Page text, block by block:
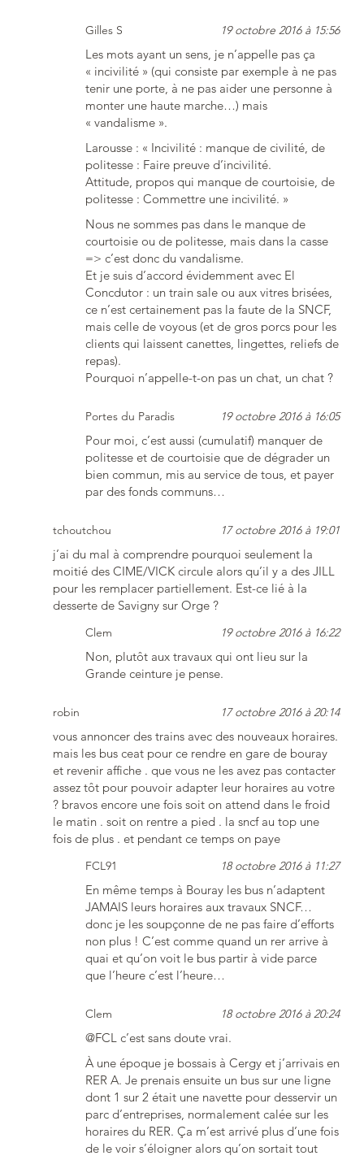
Gilles S 19 octobre 2016 à 15:56
Les mots ayant un sens, je n’appelle pas ça
« incivilité » (qui consiste par exemple à ne pas
tenir une porte, à ne pas aider une personne à
monter une haute marche…) mais
« vandalisme ».
Larousse : « Incivilité : manque de civilité, de
politesse : Faire preuve d’incivilité.
Attitude, propos qui manque de courtoisie, de
politesse : Commettre une incivilité. »
Nous ne sommes pas dans le manque de
courtoisie ou de politesse, mais dans la casse
=> c’est donc du vandalisme.
Et je suis d’accord évidemment avec El
Concdutor : un train sale ou aux vitres brisées,
ce n’est certainement pas la faute de la SNCF,
mais celle de voyous (et de gros porcs pour les
clients qui laissent canettes, lingettes, reliefs de
repas).
Pourquoi n’appelle-t-on pas un chat, un chat ?
Portes du Paradis 19 octobre 2016 à 16:05
Pour moi, c’est aussi (cumulatif) manquer de
politesse et de courtoisie que de dégrader un
bien commun, mis au service de tous, et payer
par des fonds communs…
tchoutchou 17 octobre 2016 à 19:01
j’ai du mal à comprendre pourquoi seulement la
moitié des CIME/VICK circule alors qu’il y a des JILL
pour les remplacer partiellement. Est-ce lié à la
desserte de Savigny sur Orge ?
Clem 19 octobre 2016 à 16:22
Non, plutôt aux travaux qui ont lieu sur la
Grande ceinture je pense.
robin 17 octobre 2016 à 20:14
vous annoncer des trains avec des nouveaux horaires.
mais les bus ceat pour ce rendre en gare de bouray
et revenir affiche . que vous ne les avez pas contacter
assez tôt pour pouvoir adapter leur horaires au votre
? bravos encore une fois soit on attend dans le froid
le matin . soit on rentre a pied . la sncf au top une
fois de plus . et pendant ce temps on paye
FCL91 18 octobre 2016 à 11:27
En même temps à Bouray les bus n’adaptent
JAMAIS leurs horaires aux travaux SNCF…
donc je les soupçonne de ne pas faire d’efforts
non plus ! C’est comme quand un rer arrive à
quai et qu’on voit le bus partir à vide parce
que l’heure c’est l’heure…
Clem 18 octobre 2016 à 20:24
@FCL c’est sans doute vrai.
À une époque je bossais à Cergy et j’arrivais en
RER A. Je prenais ensuite un bus sur une ligne
dont 1 sur 2 était une navette pour desservir un
parc d’entreprises, normalement calée sur les
horaires du RER. Ça m’est arrivé plus d’une fois
de le voir s’éloigner alors qu’on sortait tout